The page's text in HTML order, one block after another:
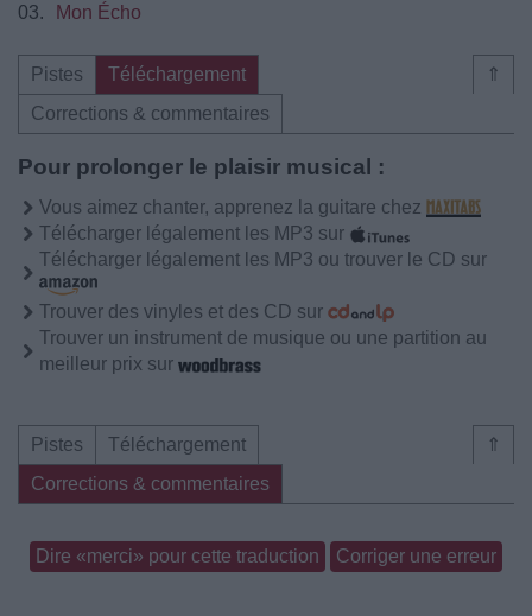
03.
Mon Écho
⇑
Pistes
Téléchargement
Corrections & commentaires
Pour prolonger le plaisir musical :
Vous aimez chanter, apprenez la guitare chez
Télécharger légalement les MP3 sur
Télécharger légalement les MP3 ou trouver le CD sur
Trouver des vinyles et des CD sur
Trouver un instrument de musique ou une partition au
meilleur prix sur
⇑
Pistes
Téléchargement
Corrections & commentaires
Dire «merci» pour cette traduction Corriger une erreur